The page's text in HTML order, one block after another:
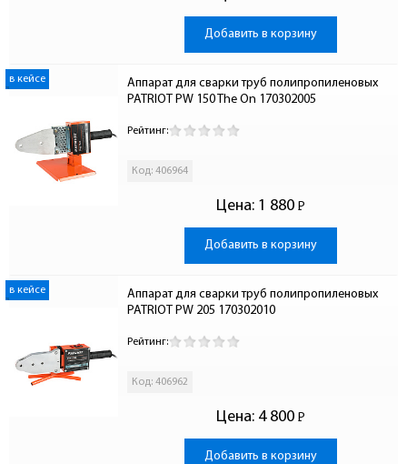
Добавить в корзину
в кейсе
Аппарат для сварки труб полипропиленовых
PATRIOT PW 150 The On 170302005
Рейтинг:
Код: 406964
Цена: 1 880 Р
-
Добавить в корзину
в кейсе
Аппарат для сварки труб полипропиленовых
PATRIOT PW 205 170302010
Рейтинг:
Код: 406962
Цена: 4 800 Р
-
Добавить в корзину